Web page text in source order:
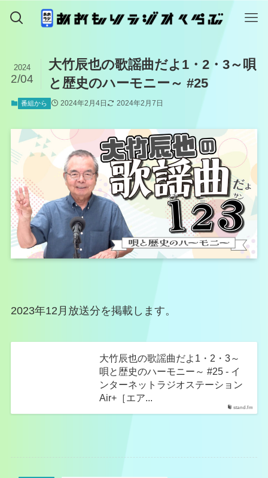
大竹辰也の歌謡曲だよ1・2・3～唄
と歴史のハーモニー～ #25
2024
2/04
番組から 2024年2月4日 2024年2月7日
2023年12月放送分を掲載します。
stand.fm
大竹辰也の歌謡曲だよ1・2・3～
唄と歴史のハーモニー～ #25 - イ
ンターネットラジオステーション
Air+［エア...